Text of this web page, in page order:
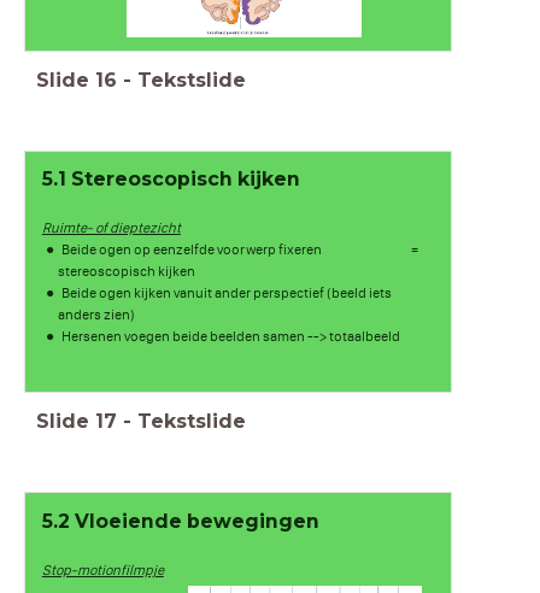
Slide 16 - Tekstslide
5.1 Stereoscopisch kijken
Ruimte- of dieptezicht
Beide ogen op eenzelfde voorwerp fixeren =
stereoscopisch kijken
Beide ogen kijken vanuit ander perspectief (beeld iets
anders zien)
Hersenen voegen beide beelden samen --> totaalbeeld
Slide 17 - Tekstslide
5.2 Vloeiende bewegingen
Stop-motionfilmpje